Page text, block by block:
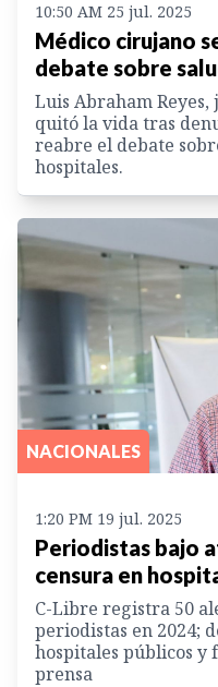
10:50 AM 25 jul. 2025
Médico cirujano
debate sobre
Luis Abraham Reyes,
quitó la vida tras
reabre el debate
hospitales.
NACIONALES
1:20 PM 19 jul. 2025
Periodistas bajo
censura en
C-Libre registra 50
periodistas en 2024;
hospitales públicos y
prensa